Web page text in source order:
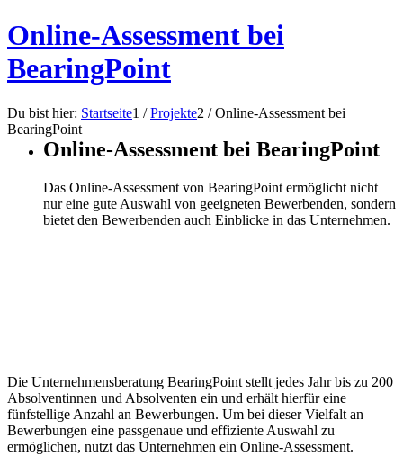
Online-Assessment bei
BearingPoint
Du bist hier: Startseite1 / Projekte2 / Online-Assessment bei
BearingPoint
Online-Assessment bei BearingPoint
Das Online-Assessment von BearingPoint ermöglicht nicht
nur eine gute Auswahl von geeigneten Bewerbenden, sondern
bietet den Bewerbenden auch Einblicke in das Unternehmen.
Die Unternehmensberatung BearingPoint stellt jedes Jahr bis zu 200
Absolventinnen und Absolventen ein und erhält hierfür eine
fünfstellige Anzahl an Bewerbungen. Um bei dieser Vielfalt an
Bewerbungen eine passgenaue und effiziente Auswahl zu
ermöglichen, nutzt das Unternehmen ein Online-Assessment.